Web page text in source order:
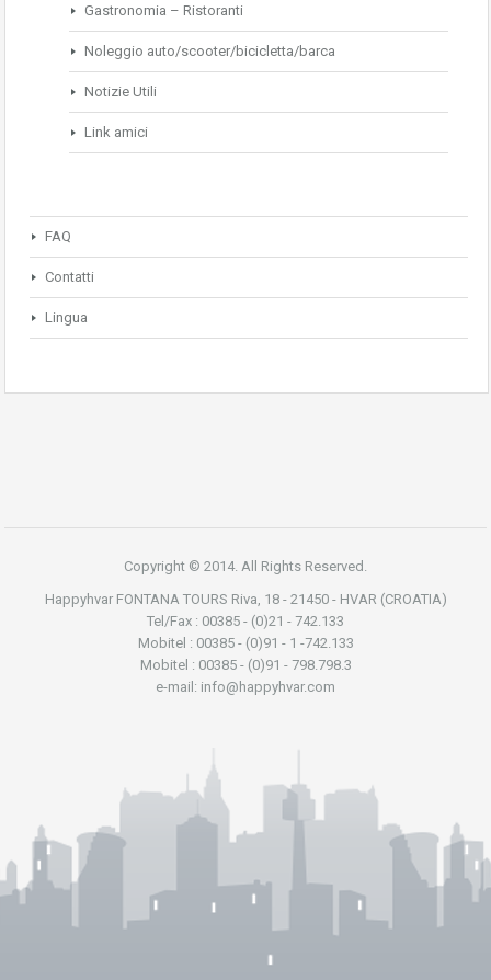
Gastronomia – Ristoranti
Noleggio auto/scooter/bicicletta/barca
Notizie Utili
Link amici
FAQ
Contatti
Lingua
Copyright © 2014. All Rights Reserved.
Happyhvar FONTANA TOURS Riva, 18 - 21450 - HVAR (CROATIA)
Tel/Fax : 00385 - (0)21 - 742.133
Mobitel : 00385 - (0)91 - 1 -742.133
Mobitel : 00385 - (0)91 - 798.798.3
e-mail: info@happyhvar.com